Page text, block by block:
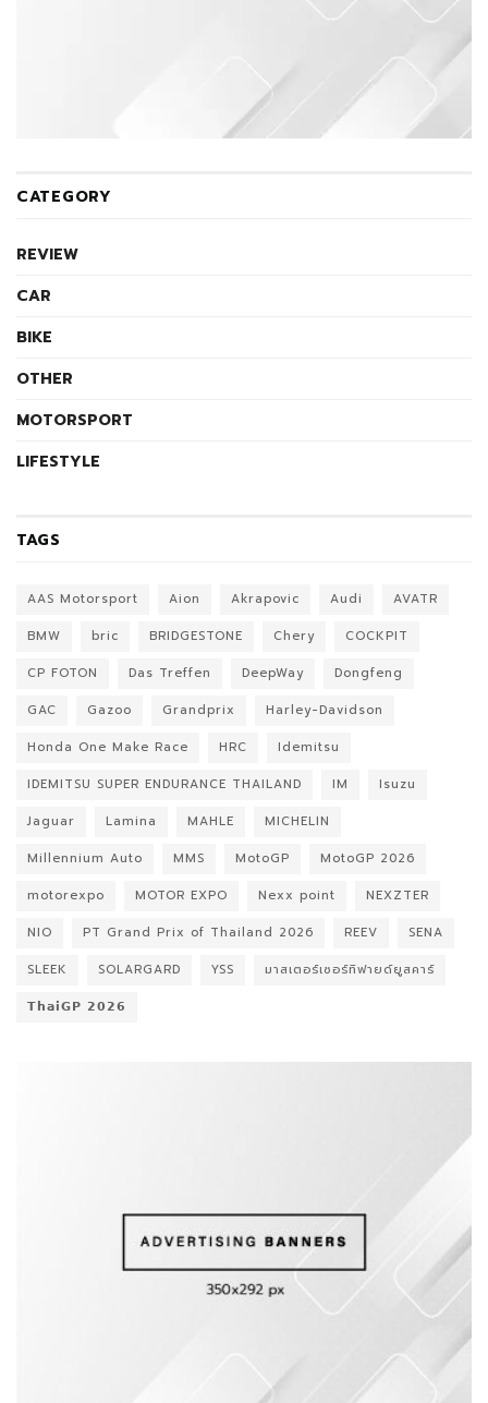
CATEGORY
REVIEW
CAR
BIKE
OTHER
MOTORSPORT
LIFESTYLE
TAGS
AAS Motorsport Aion Akrapovic Audi
AVATR
BMW
bric BRIDGESTONE Chery
COCKPIT
CP FOTON
Das Treffen DeepWay
Dongfeng
GAC
Gazoo Grandprix
Harley-Davidson
Honda One Make Race
HRC
Idemitsu
IDEMITSU SUPER ENDURANCE THAILAND
IM
Isuzu
Jaguar
Lamina MAHLE
MICHELIN
Millennium Auto
MMS MotoGP
MotoGP 2026
motorexpo
MOTOR EXPO Nexx point
NEXZTER
NIO
PT Grand Prix of Thailand 2026 REEV
SENA
SLEEK
SOLARGARD YSS
มาสเตอร์เซอร์ทิฟายด์ยูสคาร์
𝗧𝗵𝗮𝗶𝗚𝗣 𝟮𝟬𝟮𝟲